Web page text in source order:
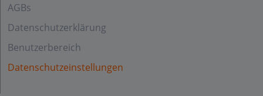
AGBs
Datenschutzerklärung
Benutzerbereich
Datenschutzeinstellungen